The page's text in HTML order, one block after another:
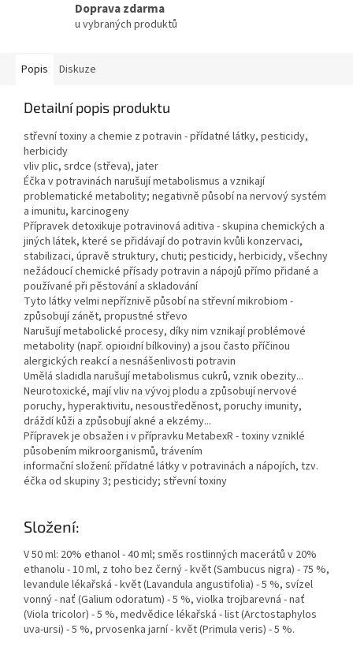
Doprava zdarma
u vybraných produktů
Popis Diskuze
Detailní popis produktu
střevní toxiny a chemie z potravin - přídatné látky, pesticidy,
herbicidy
vliv plic, srdce (střeva), jater
Éčka v potravinách narušují metabolismus a vznikají
problematické metabolity; negativně působí na nervový systém
a imunitu, karcinogeny
Přípravek detoxikuje potravinová aditiva - skupina chemických a
jiných látek, které se přidávají do potravin kvůli konzervaci,
stabilizaci, úpravě struktury, chuti; pesticidy, herbicidy, všechny
nežádoucí chemické přísady potravin a nápojů přímo přidané a
používané při pěstování a skladování
Tyto látky velmi nepříznivě působí na střevní mikrobiom -
způsobují zánět, propustné střevo
Narušují metabolické procesy, díky nim vznikají problémové
metabolity (např. opioidní bílkoviny) a jsou často příčinou
alergických reakcí a nesnášenlivosti potravin
Umělá sladidla narušují metabolismus cukrů, vznik obezity...
Neurotoxické, mají vliv na vývoj plodu a způsobují nervové
poruchy, hyperaktivitu, nesoustředěnost, poruchy imunity,
dráždí kůži a způsobují akné a ekzémy...
Přípravek je obsažen i v přípravku MetabexR - toxiny vzniklé
působením mikroorganismů, trávením
informační složení: přídatné látky v potravinách a nápojích, tzv.
éčka od skupiny 3; pesticidy; střevní toxiny
Složení:
V 50 ml: 20% ethanol - 40 ml; směs rostlinných macerátů v 20%
ethanolu - 10 ml, z toho bez černý - květ (Sambucus nigra) - 75 %,
levandule lékařská - květ (Lavandula angustifolia) - 5 %, svízel
vonný - nať (Galium odoratum) - 5 %, violka trojbarevná - nať
(Viola tricolor) - 5 %, medvědice lékařská - list (Arctostaphylos
uva-ursi) - 5 %, prvosenka jarní - květ (Primula veris) - 5 %.